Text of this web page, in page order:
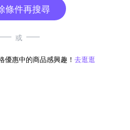
條件再搜尋
或
優惠中的商品感興趣！ 去逛逛